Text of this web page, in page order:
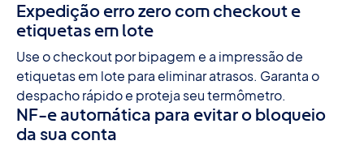
Expedição erro zero com checkout e
etiquetas em lote
Use o checkout por bipagem e a impressão de
etiquetas em lote para eliminar atrasos. Garanta o
despacho rápido e proteja seu termômetro.
NF-e automática para evitar o bloqueio
da sua conta